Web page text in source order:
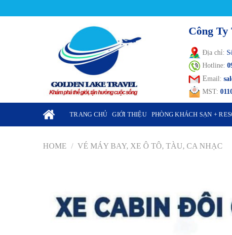
to
Công
Địa chỉ:
Hotline:
Email:
MST:
TRANG CHỦ GIỚI THIỆU PHÒNG KHÁCH SẠN +
HOME / VÉ MÁY BAY, XE Ô TÔ, TÀU, CA NHẠC